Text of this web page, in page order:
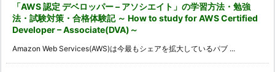
「AWS 認定 デベロッパー – アソシエイト」の学習方法・勉強
法・試験対策・合格体験記 ～ How to study for AWS Certified
Developer – Associate(DVA)～
Amazon Web Services(AWS)は今最もシェアを拡大しているパブ ...